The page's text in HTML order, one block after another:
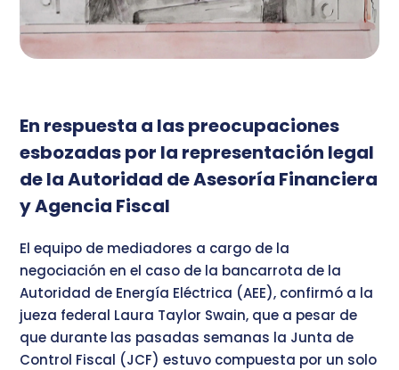
En respuesta a las preocupaciones
esbozadas por la representación legal
de la Autoridad de Asesoría Financiera
y Agencia Fiscal
El equipo de mediadores a cargo de la
negociación en el caso de la bancarrota de la
Autoridad de Energía Eléctrica (AEE), confirmó a la
jueza federal Laura Taylor Swain, que a pesar de
que durante las pasadas semanas la Junta de
Control Fiscal (JCF) estuvo compuesta por un solo